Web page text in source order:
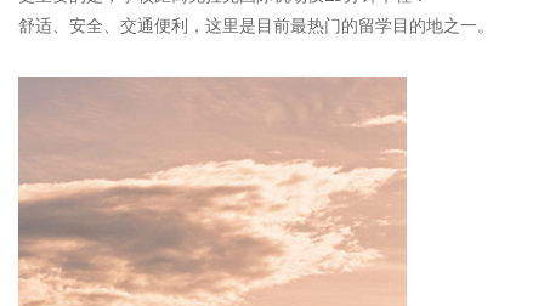
舒适、安全、交通便利，这里是目前最热门的留学目的地之一。